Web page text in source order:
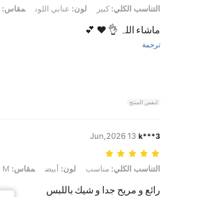
التناسب الكلي: كبير, لون: عنابي اللون, مقاس: M
التناسب الكلي: كبير لون: عنابي اللون مقاس:
ماشاء اللہ 👌 ❤️ 💕
ترجمة
لنفس المنتج
k***3
13 Jun,2026
التناسب الكلي: مناسب, لون: أبيض, مقاس: M
التناسب الكلي: مناسب لون: أبيض مقاس:
رائع و مريح جدا و شيك باللبس